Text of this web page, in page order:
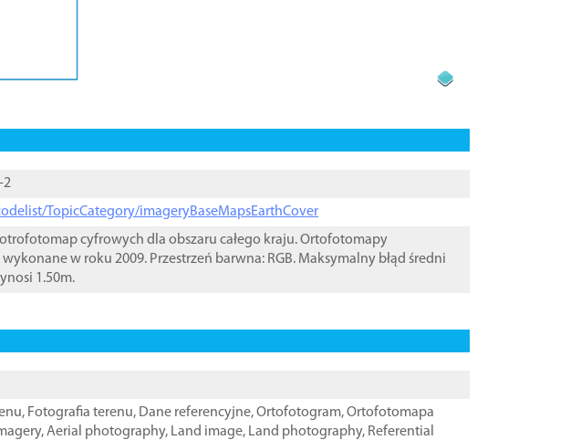
2
TopicCategory/imageryBaseMapsEarthCover
cyfrowych dla obszaru całego kraju. Ortofotomapy
w roku 2009. Przestrzeń barwna: RGB. Maksymalny błąd średni
1.50m.
, Fotografia terenu, Dane referencyjne,Ortofotogram,Ortofotomapa
,Aerial photography, Land image, Land photography, Referential